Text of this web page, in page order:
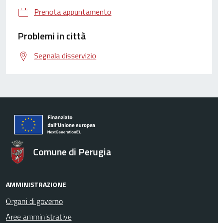
Prenota appuntamento
Problemi in città
Segnala disservizio
Comune di Perugia
AMMINISTRAZIONE
Organi di governo
Aree amministrative